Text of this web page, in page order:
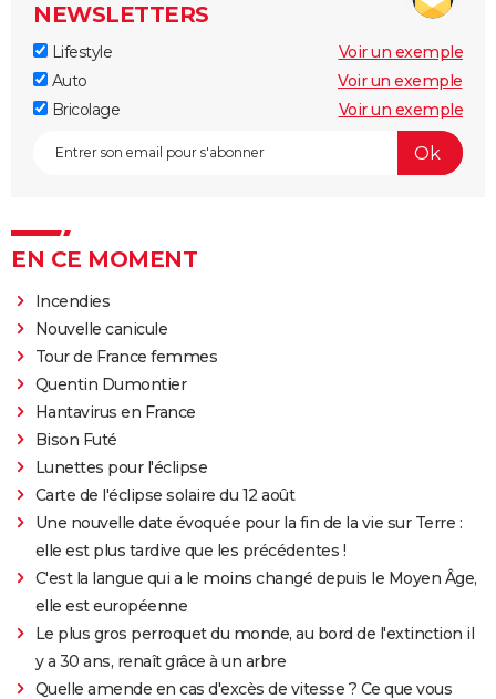
NEWSLETTERS
Lifestyle
Voir un exemple
Auto
Voir un exemple
Bricolage
Voir un exemple
EN CE MOMENT
Incendies
Nouvelle canicule
Tour de France femmes
Quentin Dumontier
Hantavirus en France
Bison Futé
Lunettes pour l'éclipse
Carte de l'éclipse solaire du 12 août
Une nouvelle date évoquée pour la fin de la vie sur Terre :
elle est plus tardive que les précédentes !
C'est la langue qui a le moins changé depuis le Moyen Âge,
elle est européenne
Le plus gros perroquet du monde, au bord de l'extinction il
y a 30 ans, renaît grâce à un arbre
Quelle amende en cas d'excès de vitesse ? Ce que vous